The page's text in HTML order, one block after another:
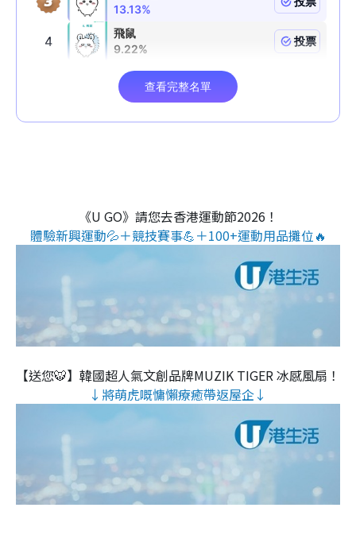
《U GO》請您去香港運動節2026！
體驗新興運動💦＋競技賽事💪＋100+運動用品攤位🔥
【送您🐯】韓國超人氣文創品牌MUZIK TIGER 冰感風扇！
↓將萌虎嘅慵懶療癒帶返屋企↓